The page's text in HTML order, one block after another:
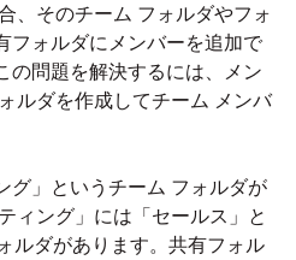
、そのチーム フォルダやフォ
フォルダにメンバーを追加で
の問題を解決するには、メン
ルダを作成してチーム メンバ
グ」というチーム フォルダが
ィング」には「セールス」と
ルダがあります。共有フォル